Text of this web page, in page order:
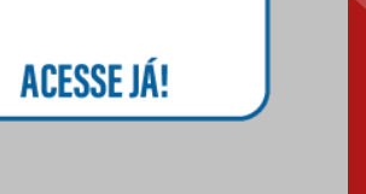
04.08.2026